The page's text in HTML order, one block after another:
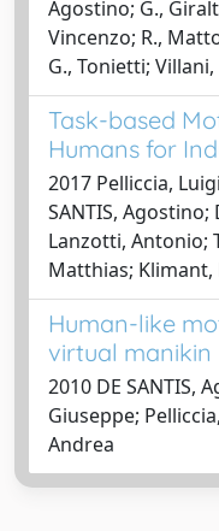
Agostino; G.,
Vincenzo; R.,
G., Tonietti;
Task-based
Humans for
2017 Pelliccia,
SANTIS, Agostino;
Lanzotti, Antonio;
Matthias; Klimant,
Human-like
virtual manikin
2010 DE SANTIS,
Giuseppe;
Andrea